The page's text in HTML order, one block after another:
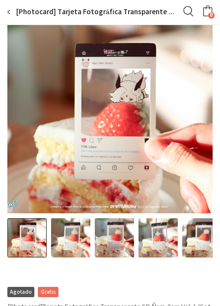
[Photocard] Tarjeta Fotográfica Transparente SD Ñam-ñam Vol. 1 (Set de 11) 0
Agotado Gratis